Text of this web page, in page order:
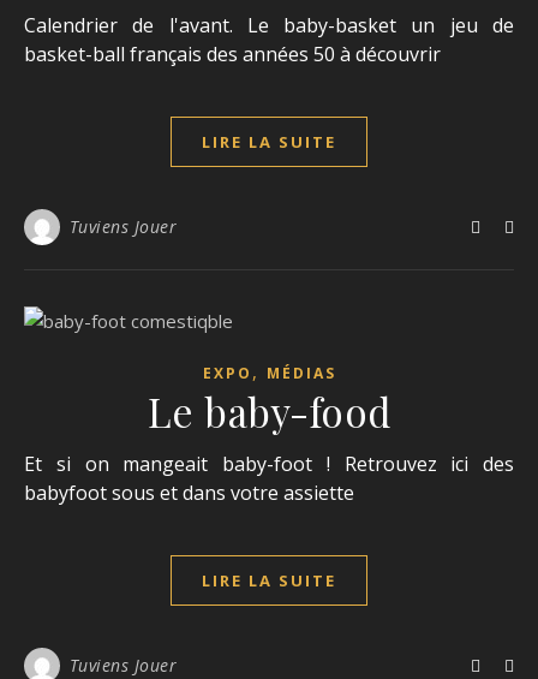
Calendrier de l'avant. Le baby-basket un jeu de
basket-ball français des années 50 à découvrir
LIRE LA SUITE
Tuviens Jouer
EXPO , MÉDIAS
Le baby-food
Et si on mangeait baby-foot ! Retrouvez ici des
babyfoot sous et dans votre assiette
LIRE LA SUITE
Tuviens Jouer